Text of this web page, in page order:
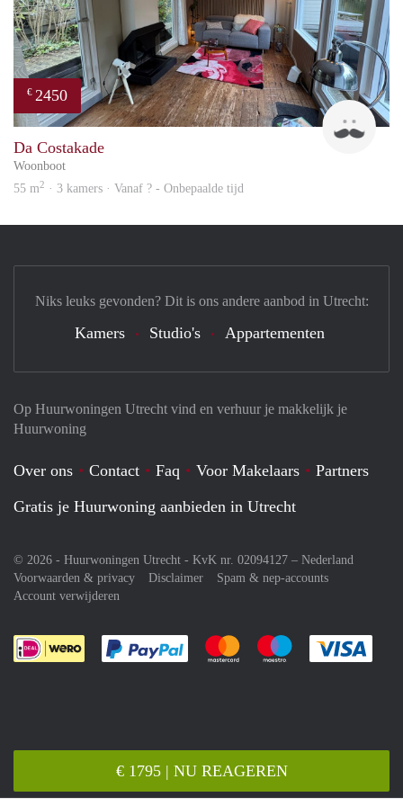
€ 1795 | NU REAGEREN
€ 2450
Da Costakade
Woonboot
55 m2 · 3 kamers · Vanaf ? - Onbepaalde tijd
Op Huurwoningen Utrecht vind en verhuur je makkelijk je
Huurwoning
Over ons Contact Faq Voor Makelaars
Partners
Gratis je Huurwoning aanbieden in Utrecht
© 2026 - Huurwoningen Utrecht - KvK nr. 02094127 – Nederland
Voorwaarden & privacy
Disclaimer
Spam & nep-accounts
Account verwijderen
Je rekent gemakkelijk af met Paypal
Je rekent gemakkelijk af met
Je rekent
Niks leuks gevonden? Dit is ons andere aanbod in Utrecht:
Kamers Studio's Appartementen